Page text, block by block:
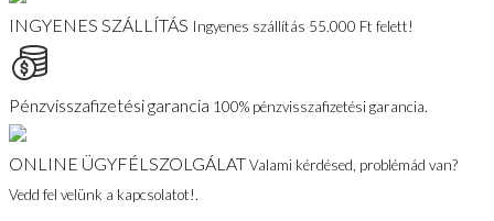
INGYENES SZÁLLÍTÁS Ingyenes szállítás 55.000 Ft felett!
Pénzvisszafizetési garancia 100% pénzvisszafizetési garancia.
ONLINE ÜGYFÉLSZOLGÁLATValami kérdésed, problémád van?
Vedd fel velünk a kapcsolatot!.